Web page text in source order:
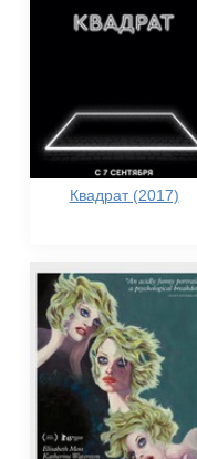
Квадрат (2017)